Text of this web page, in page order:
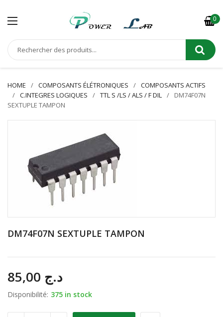
0
HOME COMPOSANTS ÉLÉTRONIQUES
COMPOSANTS ACTIFS
C.INTEGRES LOGIQUES
TTL S /LS / ALS / F DIL
DM74F07N
SEXTUPLE TAMPON
DM74F07N SEXTUPLE TAMPON
د.ج
Disponibilité: 375 in stock